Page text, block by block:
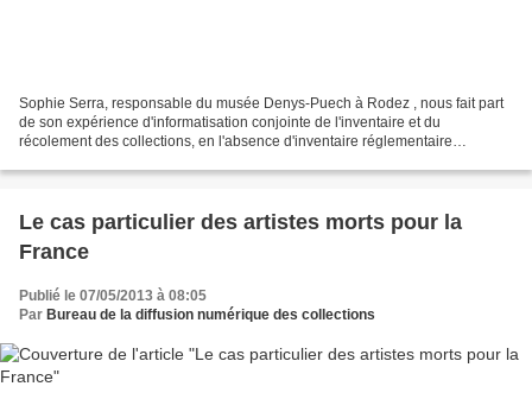
Sophie Serra, responsable du musée Denys-Puech à Rodez , nous fait part
de son expérience d'informatisation conjointe de l'inventaire et du
récolement des collections, en l'absence d'inventaire réglementaire
Le cas particulier des artistes morts pour la
France
Publié le 07/05/2013 à 08:05
Par Bureau de la diffusion numérique des collections